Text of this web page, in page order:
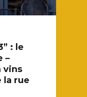
: le
–
vins
la rue